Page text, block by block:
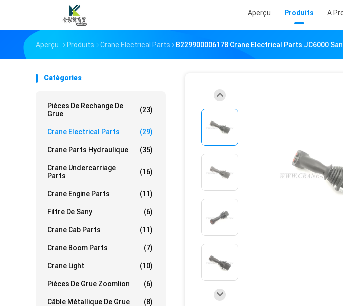
Aperçu Produits A
Aperçu Produits Crane Electrical Parts B229900006178 Crane Electrical Parts JC6000
Catégories
Pièces De Rechange De
Grue
(23)
Crane Electrical Parts (29)
Crane Parts Hydraulique (35)
Crane Undercarriage
Parts
(16)
Crane Engine Parts (11)
Filtre De Sany (6)
Crane Cab Parts (11)
Crane Boom Parts (7)
Crane Light (10)
Pièces De Grue Zoomlion (6)
Câble Métallique De Grue (8)